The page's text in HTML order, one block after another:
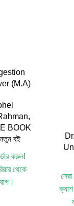
(M.A)
,
BOOK
নতুন বই
করুন!
থেকে
ক্যাশ